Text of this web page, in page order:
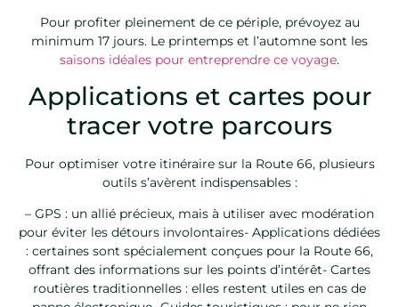
Pour profiter pleinement de ce périple, prévoyez au
minimum 17 jours. Le printemps et l’automne sont les
saisons idéales pour entreprendre ce voyage.
Applications et cartes pour
tracer votre parcours
Pour optimiser votre itinéraire sur la Route 66, plusieurs
outils s’avèrent indispensables :
– GPS : un allié précieux, mais à utiliser avec modération
pour éviter les détours involontaires- Applications dédiées
: certaines sont spécialement conçues pour la Route 66,
offrant des informations sur les points d’intérêt- Cartes
routières traditionnelles : elles restent utiles en cas de